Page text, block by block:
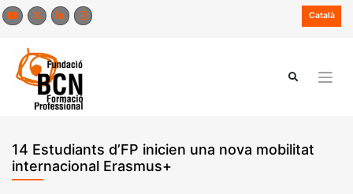
Skip
to
Català
14 Estudiants d’FP inicien una nova mobilitat
internacional Erasmus+